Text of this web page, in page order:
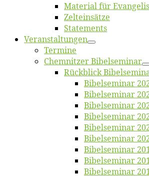
Ma­te­ri­al für
Zelt­ein­sät­ze
State­ments
Ver­an­stal­tun­gen
Ter­mi­ne
Chemnit­zer Bibelseminar
Rück­blick
Bi­bel­se­mi­nar
Bi­bel­se­mi­nar
Bi­bel­se­mi­nar
Bi­bel­se­mi­nar
Bi­bel­se­mi­nar
Bi­bel­se­mi­nar
Bi­bel­se­mi­nar
Bi­bel­se­mi­nar
Bibelsemi­nar